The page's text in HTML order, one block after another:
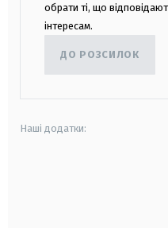
обрати ті, що
інтересам.
ДО РОЗСИЛОК
Наші додатки: